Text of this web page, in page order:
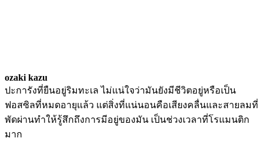
ozaki kazu
ปะการังที่ยืนอยู่ริมทะเล ไม่แน่ใจว่ามันยังมีชีวิตอยู่หรือเป็น
ฟอสซิลที่หมดอายุแล้ว แต่สิ่งที่แน่นอนคือเสียงคลื่นและสายลมที่
พัดผ่านทำให้รู้สึกถึงการมีอยู่ของมัน เป็นช่วงเวลาที่โรแมนติก
มาก